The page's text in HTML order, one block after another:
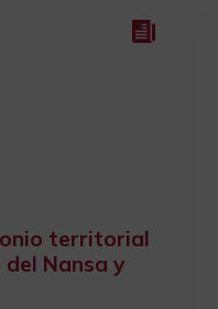
territorial
Nansa y